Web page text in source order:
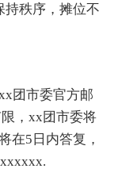
秩序，摊位不
团市委官方邮
，xx团市委将
在5日内答复，